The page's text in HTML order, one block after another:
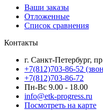
Ваши заказы
Отложенные
Список сравнения
Контакты
г. Санкт-Петербург,
+7(812)703-86-52
+7(812)703-86-72
Пн-Вс 9.00 - 18.00
info@etk-progress.ru
Посмотреть на карте